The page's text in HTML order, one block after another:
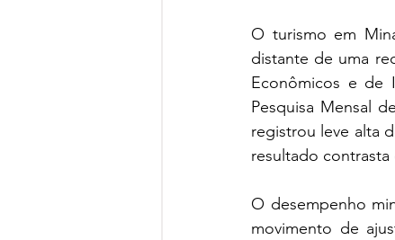
O turismo em
distante de uma
Econômicos e de
Pesquisa Mensal
registrou leve alta
resultado
O desempenho
movimento de